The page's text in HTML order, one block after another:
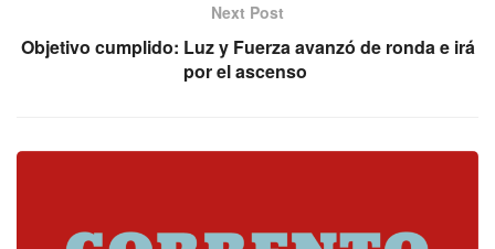
Next Post
Objetivo cumplido: Luz y Fuerza avanzó de ronda e irá
por el ascenso